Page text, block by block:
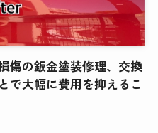
傷の鈑金塗装修理、交換
で大幅に費用を抑えるこ